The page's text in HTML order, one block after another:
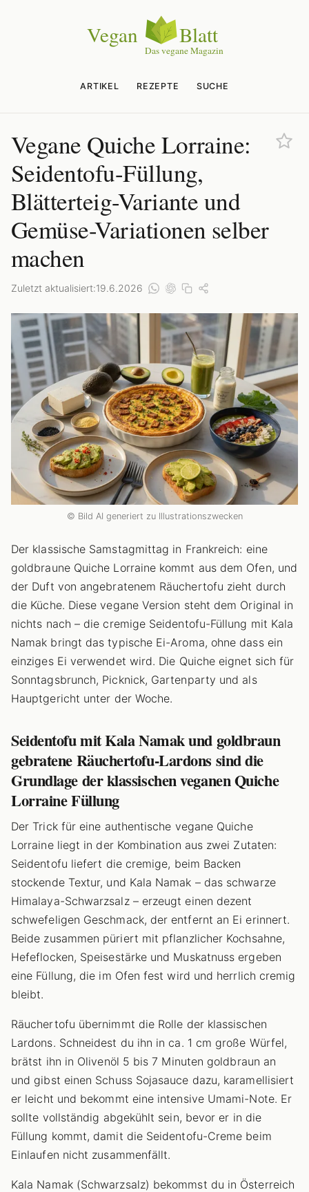
ARTIKEL REZEPTE SUCHE
Vegane Quiche Lorraine:
Seidentofu-Füllung,
Blätterteig-Variante und
Gemüse-Variationen selber
machen
Zuletzt aktualisiert:19.6.2026
© Bild AI generiert zu Illustrationszwecken
Der klassische Samstagmittag in Frankreich: eine
goldbraune Quiche Lorraine kommt aus dem Ofen, und
der Duft von angebratenem Räuchertofu zieht durch
die Küche. Diese vegane Version steht dem Original in
nichts nach – die cremige Seidentofu-Füllung mit Kala
Namak bringt das typische Ei-Aroma, ohne dass ein
einziges Ei verwendet wird. Die Quiche eignet sich für
Sonntagsbrunch, Picknick, Gartenparty und als
Hauptgericht unter der Woche.
Seidentofu mit Kala Namak und goldbraun
gebratene Räuchertofu-Lardons sind die
Grundlage der klassischen veganen Quiche
Lorraine Füllung
Der Trick für eine authentische vegane Quiche
Lorraine liegt in der Kombination aus zwei Zutaten:
Seidentofu liefert die cremige, beim Backen
stockende Textur, und Kala Namak – das schwarze
Himalaya-Schwarzsalz – erzeugt einen dezent
schwefeligen Geschmack, der entfernt an Ei erinnert.
Beide zusammen püriert mit pflanzlicher Kochsahne,
Hefeflocken, Speisestärke und Muskatnuss ergeben
eine Füllung, die im Ofen fest wird und herrlich cremig
bleibt.
Räuchertofu übernimmt die Rolle der klassischen
Lardons. Schneidest du ihn in ca. 1 cm große Würfel,
brätst ihn in Olivenöl 5 bis 7 Minuten goldbraun an
und gibst einen Schuss Sojasauce dazu, karamellisiert
er leicht und bekommt eine intensive Umami-Note. Er
sollte vollständig abgekühlt sein, bevor er in die
Füllung kommt, damit die Seidentofu-Creme beim
Einlaufen nicht zusammenfällt.
Kala Namak (Schwarzsalz) bekommst du in Österreich